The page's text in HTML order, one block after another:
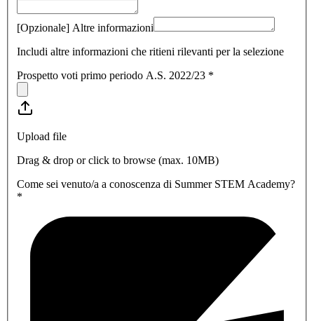
[Opzionale] Altre informazioni
Includi altre informazioni che ritieni rilevanti per la selezione
Prospetto voti primo periodo A.S. 2022/23 *
Upload file
Drag & drop or click to browse (max. 10MB)
Come sei venuto/a a conoscenza di Summer STEM Academy?
*